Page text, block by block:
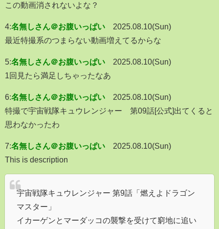
この動画消されないよな？
4:名無しさん＠お腹いっぱい
2025.08.10(Sun)
最近特撮系のつまらない動画増えてるからな
5:名無しさん＠お腹いっぱい
2025.08.10(Sun)
1回見たら満足しちゃったなあ
6:名無しさん＠お腹いっぱい
2025.08.10(Sun)
特撮で宇宙戦隊キュウレンジャー 第09話[公式]出てくると
思わなかったわ
7:名無しさん＠お腹いっぱい
2025.08.10(Sun)
This is description
宇宙戦隊キュウレンジャー 第9話「燃えよドラゴン
マスター」
イカーゲンとマーダッコの襲撃を受けて窮地に追い